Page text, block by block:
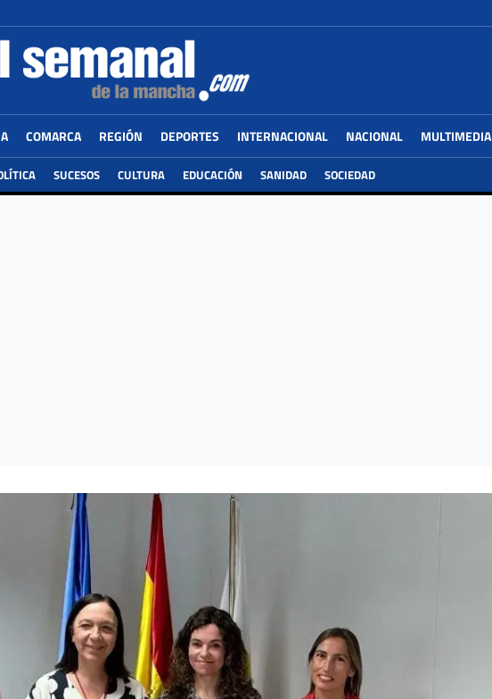
COMARCA REGIÓN DEPORTES INTERNACIONAL NACIONAL MULTIMEDIA
SUCESOS CULTURA EDUCACIÓN SANIDAD SOCIEDAD